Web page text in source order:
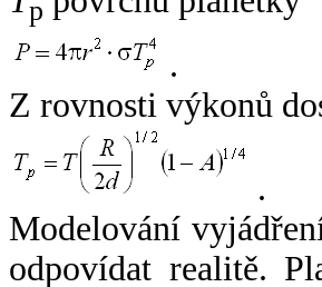
p
.
Z rovnosti výkonů
.
Modelování
odpovídat realitě.